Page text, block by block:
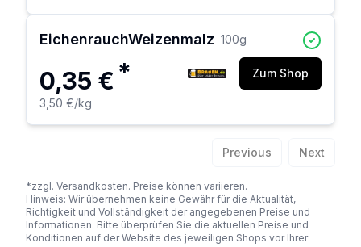
EichenrauchWeizenmalz 100g
0,35 € *
3,50 €/kg
Zum Shop
Previous Next
*zzgl. Versandkosten. Preise können variieren.
Hinweis: Wir übernehmen keine Gewähr für die Aktualität,
Richtigkeit und Vollständigkeit der angegebenen Preise und
Informationen. Bitte überprüfen Sie die aktuellen Preise und
Konditionen auf der Website des jeweiligen Shops vor Ihrer